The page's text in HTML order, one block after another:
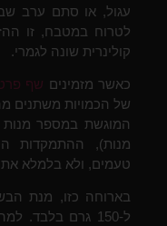
עגול, או סתם ערב
לטרוח במטבח, זו
קולינרית שונה לגמרי.
כאשר מזמינים שף
של הכמויות משתנים
מנות), ההתמקדות
טעמים, ולא בלמלא
ל-150 גרם